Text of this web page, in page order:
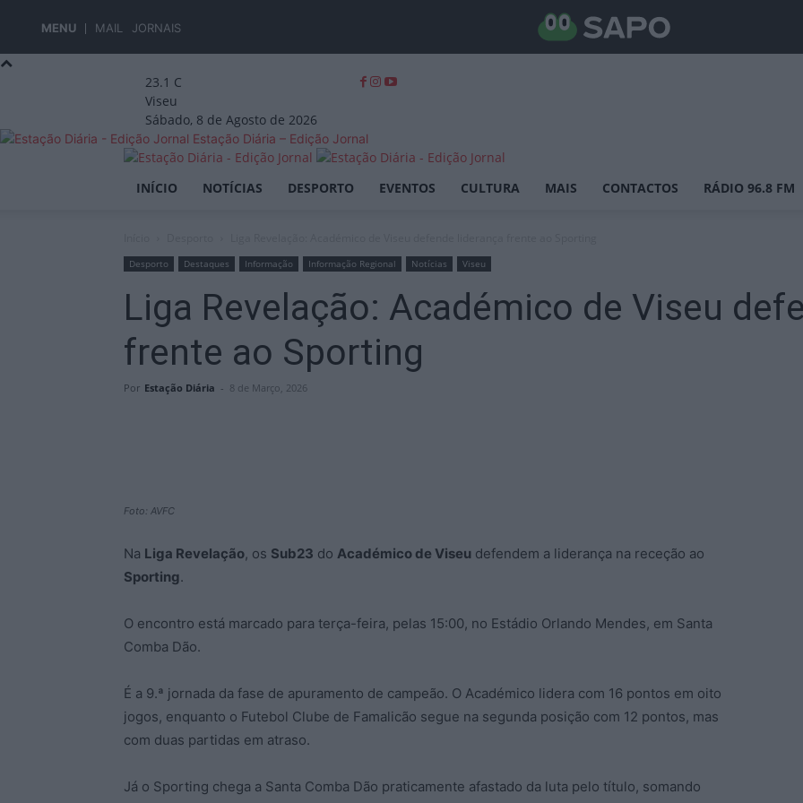
MENU MAIL JORNAIS
23.1 C
Viseu
Sábado, 8 de Agosto de 2026
Estação Diária – Edição Jornal
INÍCIO NOTÍCIAS DESPORTO EVENTOS CULTURA MAIS CONTACTOS RÁDIO 96.8 FM
Desporto Destaques Informação Informação Regional Notícias Viseu
Liga Revelação: Académico de Viseu
frente ao Sporting
Por Estação Diária - 8 de Março, 2026
Foto: AVFC
Na Liga Revelação, os Sub23 do Académico de Viseu defendem a liderança na receção ao
Sporting.
O encontro está marcado para terça-feira, pelas 15:00, no Estádio Orlando Mendes, em Santa
Comba Dão.
É a 9.ª jornada da fase de apuramento de campeão. O Académico lidera com 16 pontos em oito
jogos, enquanto o Futebol Clube de Famalicão segue na segunda posição com 12 pontos, mas
com duas partidas em atraso.
Já o Sporting chega a Santa Comba Dão praticamente afastado da luta pelo título, somando